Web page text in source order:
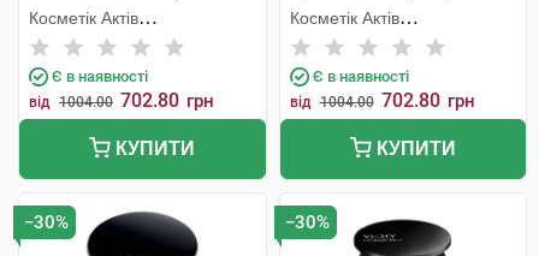
Косметік Актів
Інтернаціональ
Є в наявності
від 1004.00 702.80 грн
КУПИТИ
30 мл 1 туба
Косметік Актів
Інтернаціональ
Є в наявності
від 1004.00 702.80 грн
КУПИТИ
−30% −30%